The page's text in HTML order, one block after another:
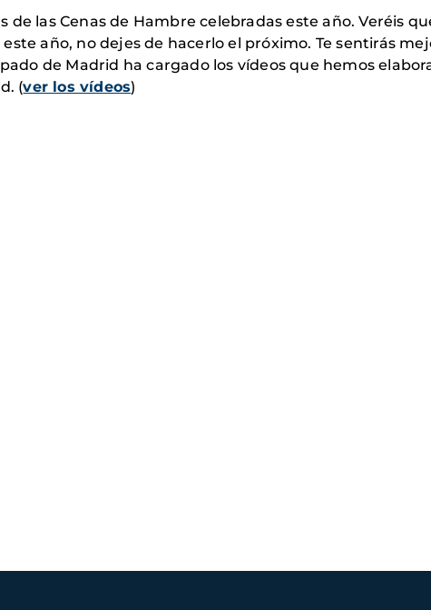
las Cenas de Hambre celebradas este año. Veréis
año, no dejes de hacerlo el próximo. Te sentirás
de Madrid ha cargado los vídeos que hemos
(ver los vídeos)